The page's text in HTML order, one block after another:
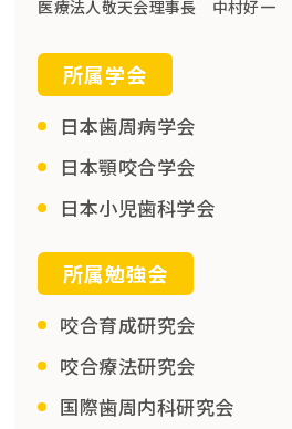
医療法人敬天会理事長 中村好一
所属学会
日本歯周病学会
日本顎咬合学会
日本小児歯科学会
所属勉強会
咬合育成研究会
咬合療法研究会
国際歯周内科研究会